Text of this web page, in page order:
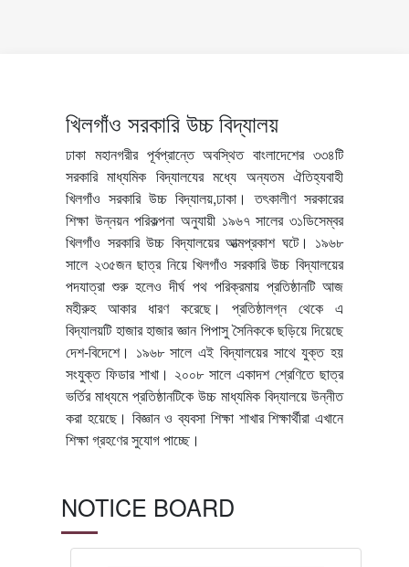
খিলগাঁও সরকারি উচ্চ বিদ্যালয়
ঢাকা মহানগরীর পূর্বপ্রান্তে অবস্থিত বাংলাদেশের ৩৩৪টি
সরকারি মাধ্যমিক বিদ্যালযের মধ্যে অন্যতম ঐতিহ্যবাহী
খিলগাঁও সরকারি উচ্চ বিদ্যালয়,ঢাকা। তৎকালীণ সরকারের
শিক্ষা উন্নয়ন পরিকল্পনা অনুযায়ী ১৯৬৭ সালের ৩১ডিসেম্বর
খিলগাঁও সরকারি উচ্চ বিদ্যালয়ের আত্মপ্রকাশ ঘটে। ১৯৬৮
সালে ২৩৫জন ছাত্র নিয়ে খিলগাঁও সরকারি উচ্চ বিদ্যালয়ের
পদযাত্রা শুরু হলেও দীর্ঘ পথ পরিক্রমায় প্রতিষ্ঠানটি আজ
মহীরুহ আকার ধারণ করেছে। প্রতিষ্ঠালগ্ন থেকে এ
বিদ্যালয়টি হাজার হাজার জ্ঞান পিপাসু সৈনিককে ছড়িয়ে দিয়েছে
দেশ-বিদেশে। ১৯৬৮ সালে এই বিদ্যালয়ের সাথে যুক্ত হয়
সংযুক্ত ফিডার শাখা। ২০০৮ সালে একাদশ শ্রেণিতে ছাত্র
ভর্তির মাধ্যমে প্রতিষ্ঠানটিকে উচ্চ মাধ্যমিক বিদ্যালয়ে উন্নীত
করা হয়েছে। বিজ্ঞান ও ব্যবসা শিক্ষা শাখার শিক্ষার্থীরা এখানে
শিক্ষা গ্রহণের সুযোগ পাচ্ছে।
NOTICE BOARD